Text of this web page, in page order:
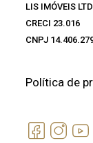
LIS IMÓVEIS
CRECI 23.016
CNPJ
Política de